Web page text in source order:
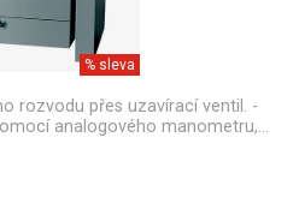
% sleva
rozvodu přes uzavírací ventil. -
analogového manometru,…